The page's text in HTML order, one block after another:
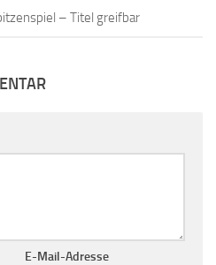
– Titel greifbar
E-Mail-Adresse